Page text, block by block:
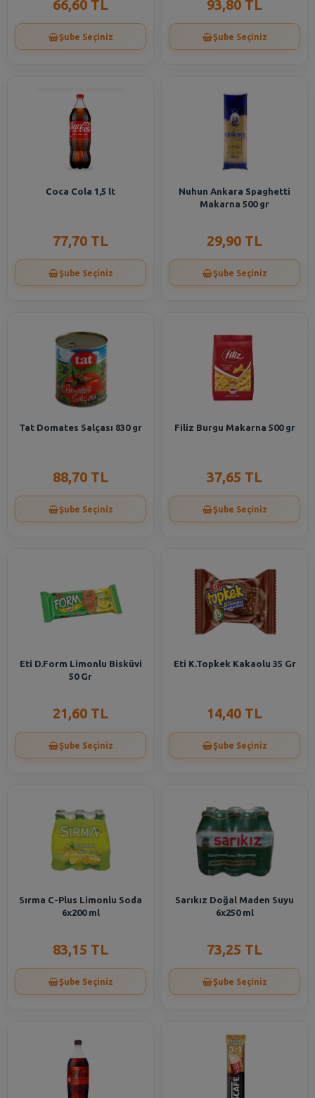
66,60 TL
Şube Seçiniz
93,80 TL
Şube Seçiniz
Coca Cola 1,5 lt
77,70 TL
Şube Seçiniz
Nuhun Ankara Spaghetti
Makarna 500 gr
29,90 TL
Şube Seçiniz
Tat Domates Salçası 830 gr
88,70 TL
Şube Seçiniz
Filiz Burgu Makarna 500 gr
37,65 TL
Şube Seçiniz
Eti D.Form Limonlu Bisküvi
50 Gr
21,60 TL
Şube Seçiniz
Eti K.Topkek Kakaolu 35 Gr
14,40 TL
Şube Seçiniz
Sırma C-Plus Limonlu Soda
6x200 ml
83,15 TL
Şube Seçiniz
Sarıkız Doğal Maden Suyu
6x250 ml
73,25 TL
Şube Seçiniz